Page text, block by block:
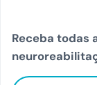
Receba todas